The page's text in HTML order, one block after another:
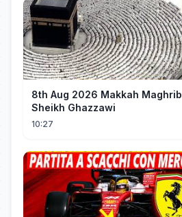
8th Aug 2026 Makkah Maghrib
Sheikh Ghazzawi
10:27